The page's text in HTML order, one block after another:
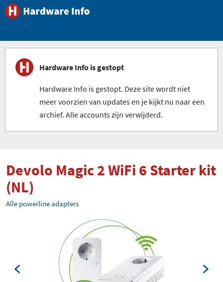
Hardware Info is gestopt
Hardware Info is gestopt. Deze site wordt niet
meer voorzien van updates en je kijkt nu naar een
archief. Alle accounts zijn verwijderd.
Devolo Magic 2 WiFi 6 Starter kit
(NL)
Alle powerline adapters